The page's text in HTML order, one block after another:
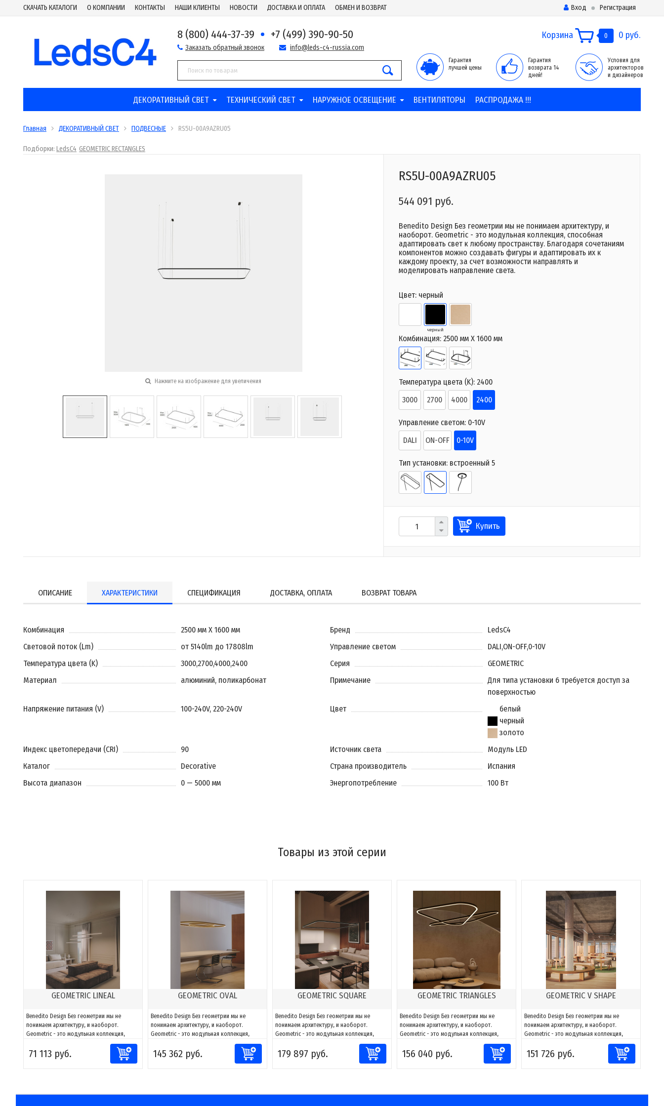
СКАЧАТЬ КАТАЛОГИ О КОМПАНИИ КОНТАКТЫ НАШИ КЛИЕНТЫ НОВОСТИ ДОСТАВКА И ОПЛАТА ОБМЕН И ВОЗВРАТ Вход Регистрация
8 (800) 444-37-39 +7 (499) 390-90-50
Заказать обратный звонок info@leds-c4-russia.com
Корзина 0 0 руб.
Гарантия
лучшей цены
Гарантия
возврата 14
дней!
Условия для
архитекторов
и дизайнеров
ДЕКОРАТИВНЫЙ СВЕТ ТЕХНИЧЕСКИЙ СВЕТ НАРУЖНОЕ ОСВЕЩЕНИЕ ВЕНТИЛЯТОРЫ РАСПРОДАЖА !!!
Главная ДЕКОРАТИВНЫЙ СВЕТ ПОДВЕСНЫЕ RS5U-00A9AZRU05
Подборки: LedsC4 GEOMETRIC RECTANGLES
Нажмите на изображение для увеличения
RS5U-00A9AZRU05
544 091 руб.
Benedito Design Без геометрии мы не понимаем архитектуру, и
наоборот. Geometric - это модульная коллекция, способная
адаптировать свет к любому пространству. Благодаря сочетаниям
компонентов можно создавать фигуры и адаптировать их к
каждому проекту, за счет возможности направлять и
моделировать направление света.
Цвет: черный
черный
Комбинация: 2500 мм X 1600 мм
Температура цвета (K): 2400
3000
2700 4000 2400
Управление светом: 0-10V
DALI
ON-OFF 0-10V
Тип установки: встроенный 5
Купить
ОПИСАНИЕ ХАРАКТЕРИСТИКИ СПЕЦИФИКАЦИЯ ДОСТАВКА, ОПЛАТА ВОЗВРАТ ТОВАРА
Комбинация 2500 мм X 1600 мм Бренд
LedsC4
Световой поток (Lm)
от 5140lm до 17808lm Управление светом DALI,ON-OFF,0-10V
Температура цвета (K)
3000,2700,4000,2400 Серия
GEOMETRIC
Материал
алюминий, поликарбонат Примечание
Для типа установки 6 требуется доступ за
поверхностью
Напряжение питания (V)
100-240V, 220-240V Цвет
белый
черный
золото
Индекс цветопередачи (CRI)
90 Источник света
Модуль LED
Каталог
Decorative Страна производитель
Испания
Высота диапазон
0 — 5000 мм Энергопотребление 100 Вт
Товары из этой серии
GEOMETRIC LINEAL
Benedito Design Без геометрии мы не
понимаем архитектуру, и наоборот.
Geometric - это модульная коллекция,
способная адаптировать свет к любому
пространству. Благодаря сочетаниям
компонентов можно создавать фигуры и
71 113 руб.
GEOMETRIC OVAL
Benedito Design Без геометрии мы не
понимаем архитектуру, и наоборот.
Geometric - это модульная коллекция,
способная адаптировать свет к любому
пространству. Благодаря сочетаниям
компонентов можно создавать фигуры и
145 362 руб.
GEOMETRIC SQUARE
Benedito Design Без геометрии мы не
понимаем архитектуру, и наоборот.
Geometric - это модульная коллекция,
способная адаптировать свет к любому
пространству. Благодаря сочетаниям
компонентов можно создавать фигуры и
179 897 руб.
GEOMETRIC TRIANGLES
Benedito Design Без геометрии мы не
понимаем архитектуру, и наоборот.
Geometric - это модульная коллекция,
способная адаптировать свет к любому
пространству. Благодаря сочетаниям
компонентов можно создавать фигуры и
156 040 руб.
GEOMETRIC V SHAPE
Benedito Design Без геометрии мы не
понимаем архитектуру, и наоборот.
Geometric - это модульная коллекция,
способная адаптировать свет к любому
пространству. Благодаря сочетаниям
компонентов можно создавать фигуры и
151 726 руб.